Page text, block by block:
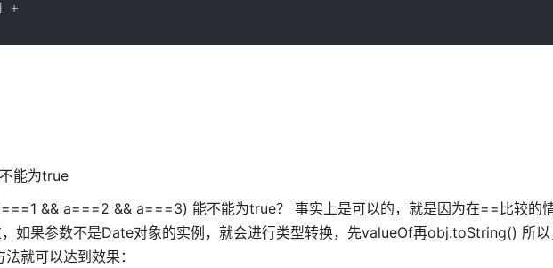
+
能为true
&& a===2 && a===3) 能不能为true？ 事实上是可以的，就是因为在==比较的
如果参数不是Date对象的实例，就会进行类型转换，先valueOf再obj.toString() 所
就可以达到效果：